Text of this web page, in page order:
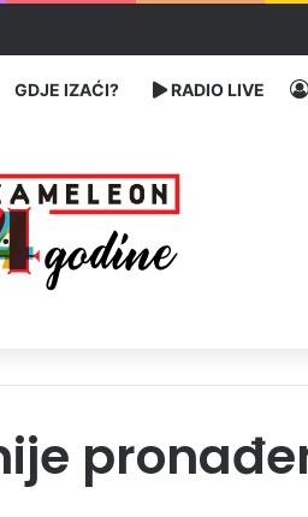
GDJE IZAĆI? RADIO LIVE